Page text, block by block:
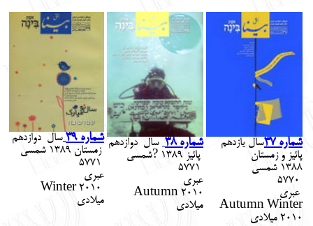
شماره 37
سال یازدهم
پائیز و زمستان
1388 شمسي
عبري
Autumn Winter
2010 ميلادي
شماره 38 سال دوازدهم
پائیز 1389 ?شمسي
عبري
Autumn 2010
ميلادي
شماره 39 سال دوازدهم
زمستان 1389 شمسي
عبري
Winter2010
ميلادي